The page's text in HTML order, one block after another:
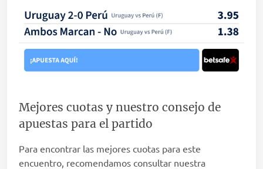
Mejores cuotas y nuestro consejo de
apuestas para el partido
Para encontrar las mejores cuotas para este
encuentro, recomendamos consultar nuestra